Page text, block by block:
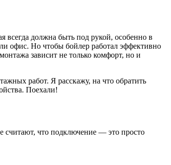
всегда должна быть под рукой, особенно в
офис. Но чтобы бойлер работал эффективно
зависит не только комфорт, но и
работ. Я расскажу, на что обратить
Поехали!
считают, что подключение — это просто